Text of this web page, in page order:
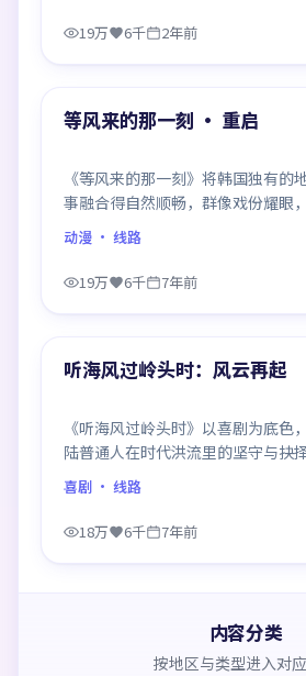
19万 6千 2年前
热门
等风来的那一刻 · 重启
《等风来的那一刻》将韩国独有的
事融合得自然顺畅，群像戏份耀眼
活，整部作品质感扎实。
动漫 · 线路
19万 6千 7年前
热门
听海风过岭头时：风云再起
《听海风过岭头时》以喜剧为底色
陆普通人在时代洪流里的坚守与抉
像饱满，每一场对手戏都打磨得克
长。
喜剧 · 线路
18万 6千 7年前
内容分类
按地区与类型进入对